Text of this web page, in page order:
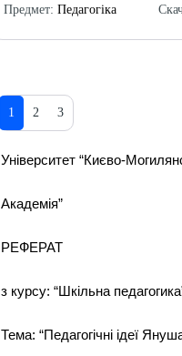
Предмет: Педагогіка
1 2 3
Університет “Києво-
Академія”
РЕФЕРАТ
з курсу: “Шкільна
Тема: “Педагогічні ідеї